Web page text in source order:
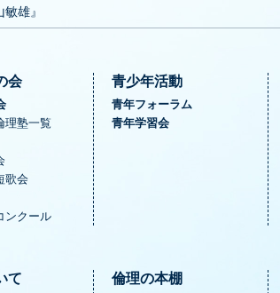
雄』
会
理塾一覧
歌会
ンクール
青少年活動
青年フォーラム
青年学習会
て 倫理の本棚